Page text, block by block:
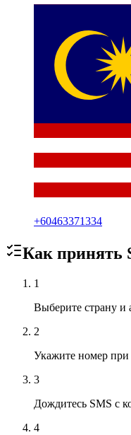
+60463371334
Как принять
1
Выберите страну и
2
Укажите номер при
3
Дождитесь SMS с
4